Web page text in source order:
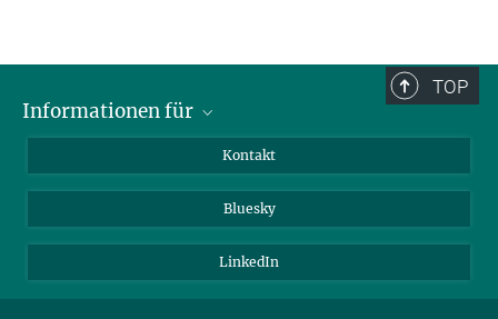
TOP
Informationen für
Bewerbende
Forschende
Kontakt
Bluesky
LinkedIn